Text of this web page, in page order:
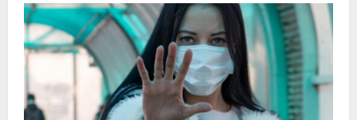
光
漢
韓
國
超
紅
《想
見
你》
男